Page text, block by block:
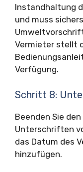
Instandhaltung
und muss
Vermieter stellt
Verfügung.
Schritt 8:
Beenden Sie
Unterschriften
das Datum des
hinzufügen.